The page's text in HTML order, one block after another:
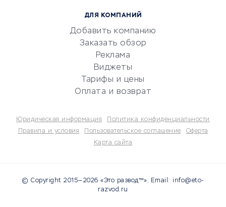
Бухгалтерия онлайн
Потребительские кредиты
ДЛЯ КОМПАНИЙ
Добавить компанию
Заказать обзор
Реклама
Виджеты
Тарифы и цены
Оплата и возврат
Юридическая информация
Политика конфиденциальности
Правила и условия
Пользовательское соглашение
Оферта
Карта сайта
© Copyright 2015—2026 «Это развод™». Email: info@eto-
razvod.ru